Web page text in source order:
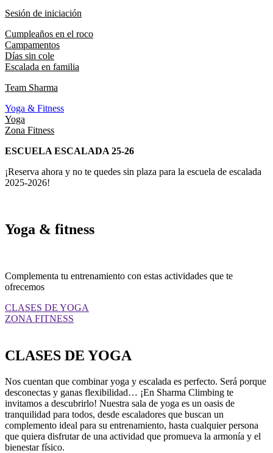
Sesión de iniciación
Cumpleaños en el roco
Campamentos
Días sin cole
Escalada en familia
Team Sharma
Yoga & Fitness
Yoga
Zona Fitness
ESCUELA ESCALADA 25-26
¡Reserva ahora y no te quedes sin plaza para la escuela de escalada
2025-2026!
Yoga & fitness
Complementa tu entrenamiento con estas actividades que te
ofrecemos
CLASES DE YOGA
ZONA FITNESS
CLASES DE YOGA
Nos cuentan que combinar yoga y escalada es perfecto. Será porque
desconectas y ganas flexibilidad… ¡En Sharma Climbing te
invitamos a descubrirlo! Nuestra sala de yoga es un oasis de
tranquilidad para todos, desde escaladores que buscan un
complemento ideal para su entrenamiento, hasta cualquier persona
que quiera disfrutar de una actividad que promueva la armonía y el
bienestar físico.